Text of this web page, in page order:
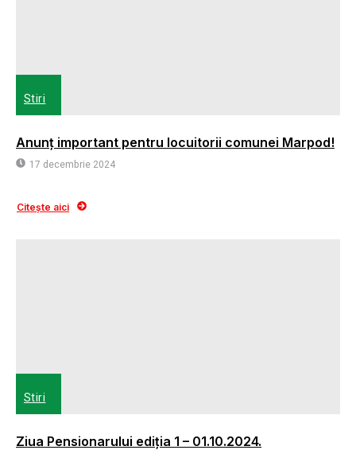
Stiri
Anunț important pentru locuitorii comunei Marpod!
17 decembrie 2024
Citește aici
Stiri
Ziua Pensionarului ediția 1 – 01.10.2024.